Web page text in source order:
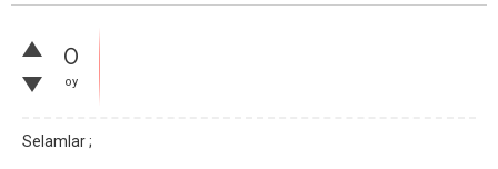
0
oy
Selamlar ;